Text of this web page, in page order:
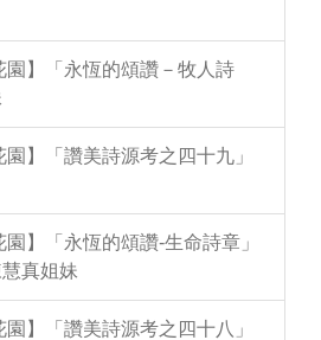
園】「永恆的頌讚－牧人詩
】「讚美詩源考之四十九」
】「永恆的頌讚-生命詩章」
真姐妹
】「讚美詩源考之四十八」